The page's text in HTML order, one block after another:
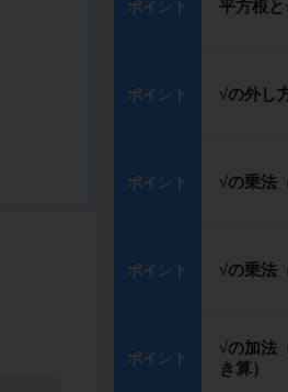
ポイント 平方根と
ポイント √の外し
ポイント √の乗法
ポイント √の乗法
ポイント
√の加法
き算）